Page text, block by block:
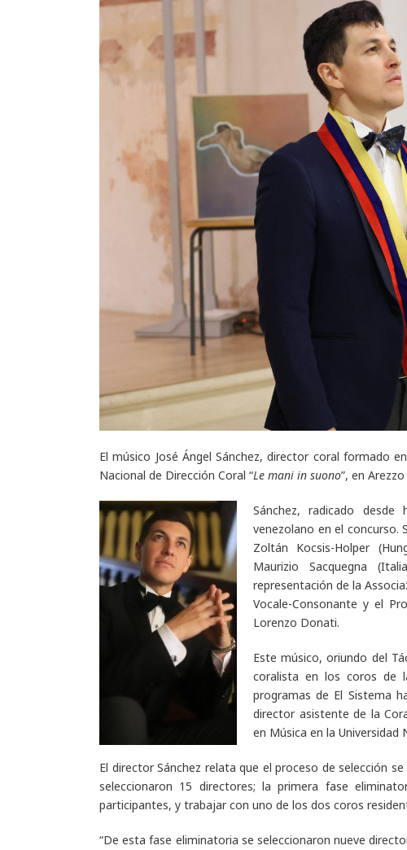
El músico José Ángel Sánchez, director coral formado
Nacional de Dirección Coral “Le mani in suono”, en
Sánchez, radicado
venezolano en el concurso.
Zoltán Kocsis-Holper
Maurizio Sacquegna
representación de la
Vocale-Consonante y el
Lorenzo Donati.
Este músico, oriundo del
coralista en los coros de
programas de El Sistema
director asistente de la
en Música en la Universidad
El director Sánchez relata que el proceso de selección
seleccionaron 15 directores; la primera fase
participantes, y trabajar con uno de los dos coros
“De esta fase eliminatoria se seleccionaron nueve